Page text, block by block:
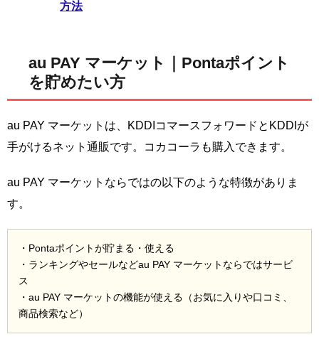
方法
au PAY マーケット｜Pontaポイント
を貯めたい方
au PAY マーケットは、KDDIコマースフォワードとKDDIが
手がけるネット通販です。コカコーラも購入できます。
au PAY マーケットならではの以下のような特徴がありま
す。
・Pontaポイントが貯まる・使える
・ランキングやセールなどau PAY マーケットならではサービ
ス
・au PAY マーケットの機能が使える（お気に入りや口コミ、
商品検索など）